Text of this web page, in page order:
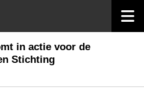
in actie voor de
Stichting